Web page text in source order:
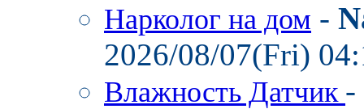
Нарколог на дом -
2026/08/07(Fri)
Влажность Датчик -